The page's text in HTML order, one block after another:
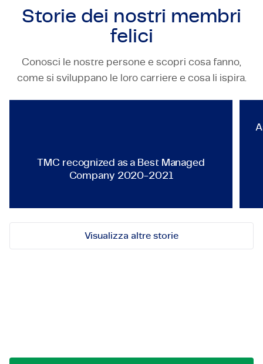
Storie dei nostri membri
felici
Conosci le nostre persone e scopri cosa fanno,
come si sviluppano le loro carriere e cosa li ispira.
TECHNOLOGY & ENGINEERING
TMC recognized as a Best Managed
Company 2020-2021
Visualizza altre storie